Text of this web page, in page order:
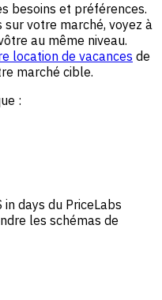
besoins et préférences.
votre marché, voyez à
au même niveau.
location de vacances de
marché cible.
:
days du PriceLabs
les schémas de